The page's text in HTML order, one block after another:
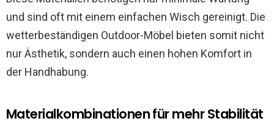
und sind oft mit einem einfachen Wisch gereinigt. Die
wetterbeständigen Outdoor-Möbel bieten somit nicht
nur Ästhetik, sondern auch einen hohen Komfort in
der Handhabung.
Materialkombinationen für mehr Stabilität